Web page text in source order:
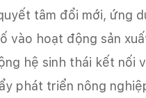
tâm đổi mới, ứng
vào hoạt động sản
hệ sinh thái kết nối
phát triển nông